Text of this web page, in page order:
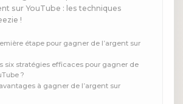
sur YouTube : les techniques
!
étape pour gagner de l’argent sur
six stratégies efficaces pour gagner de
?
à gagner de l’argent sur